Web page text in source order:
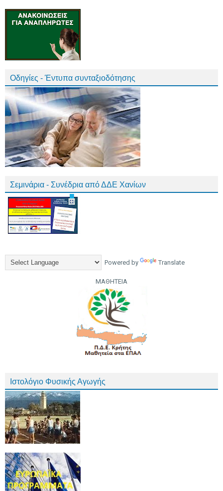
Οδηγίες - Έντυπα συνταξιοδότησης
Σεμινάρια - Συνέδρια από ΔΔΕ Χανίων
Powered by Translate
ΜΑΘΗΤΕΙΑ
Ιστολόγιο Φυσικής Αγωγής